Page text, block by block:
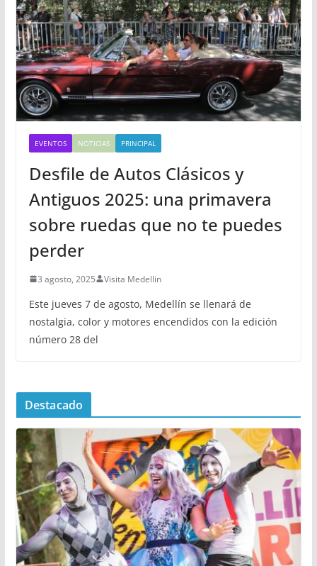
EVENTOS NOTICIAS PRINCIPAL
Desfile de Autos Clásicos y
Antiguos 2025: una primavera
sobre ruedas que no te puedes
perder
3 agosto, 2025 Visita Medellin
Este jueves 7 de agosto, Medellín se llenará de
nostalgia, color y motores encendidos con la edición
número 28 del
Destacado